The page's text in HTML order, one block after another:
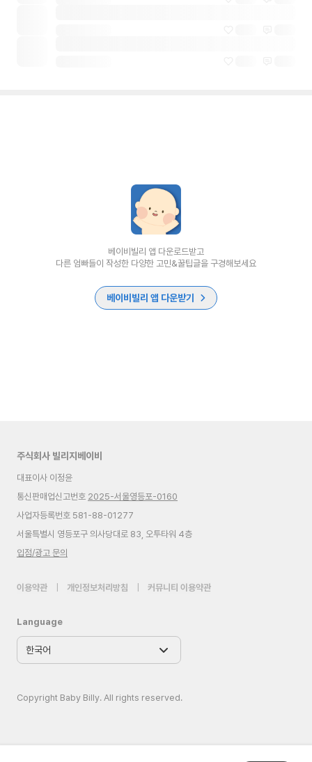
베이비빌리 앱 다운로드받고
다른 엄빠들이 작성한 다양한 고민&꿀팁글을 구경해보세요
베이비빌리 앱 다운받기
주식회사 빌리지베이비
대표이사 이정윤
통신판매업신고번호 2025-서울영등포-0160
사업자등록번호 581-88-01277
서울특별시 영등포구 의사당대로 83, 오투타워 4층
입점/광고 문의
이용약관 개인정보처리방침 커뮤니티 이용약관
Language
Copyright Baby Billy. All rights reserved.